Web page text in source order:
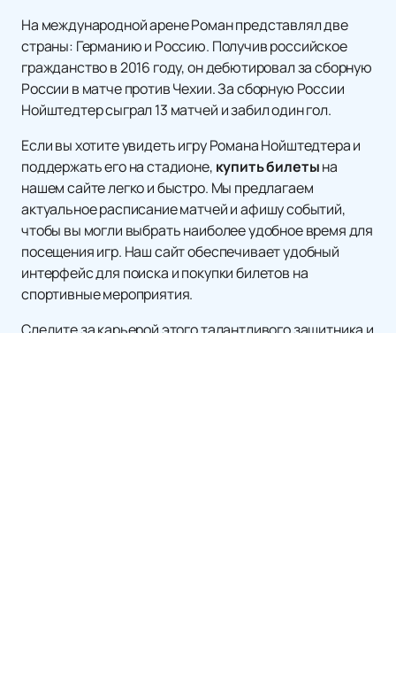
На международной арене Роман представлял две
страны: Германию и Россию. Получив российское
гражданство в 2016 году, он дебютировал за сборную
России в матче против Чехии. За сборную России
Нойштедтер сыграл 13 матчей и забил один гол.
Если вы хотите увидеть игру Романа Нойштедтера и
поддержать его на стадионе, купить билетына
нашем сайте легко и быстро. Мы предлагаем
актуальное расписание матчей и афишу событий,
чтобы вы могли выбрать наиболее удобное время для
посещения игр. Наш сайт обеспечивает удобный
интерфейс для поиска и покупки билетов на
спортивные мероприятия.
Следите за карьерой этого талантливого защитника и